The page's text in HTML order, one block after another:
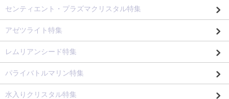
センティエント・プラズマクリスタル特集
アゼツライト特集
レムリアンシード特集
パライバトルマリン特集
水入りクリスタル特集